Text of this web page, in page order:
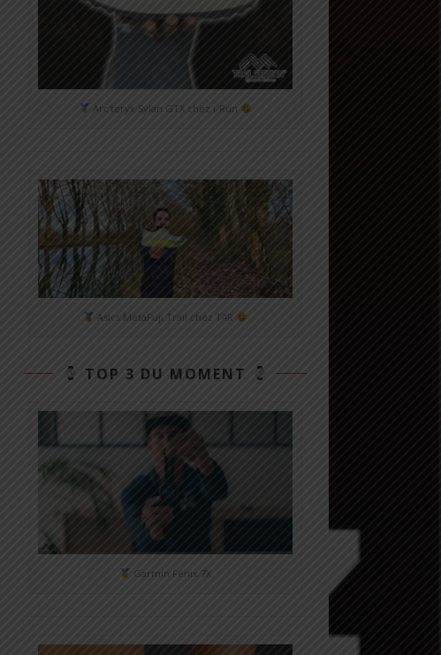
Arc'teryx Sylan GTX chez i-Run
Asics MetaFuji Trail chez T4R
TOP 3 DU MOMENT
Garmin Fénix 7X